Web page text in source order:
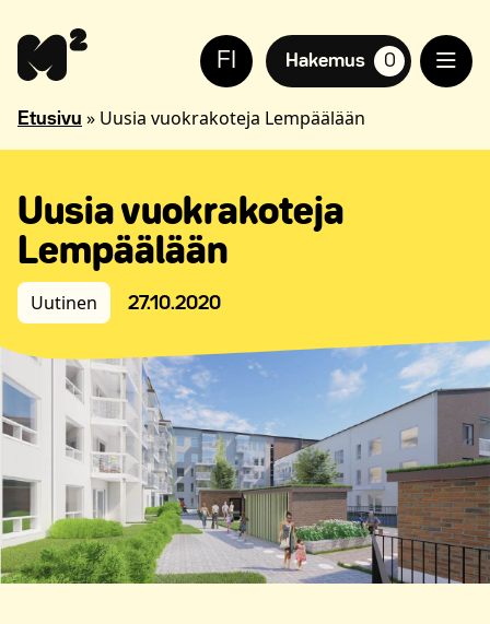
sisältöön
sivuston
käyttöön
FI Hakemus
suosikkiasuntoja,
0
Etusivu » Uusia vuokrakoteja Lempäälään
Uusia vuokrakoteja
Lempäälään
Uutinen 27.10.2020